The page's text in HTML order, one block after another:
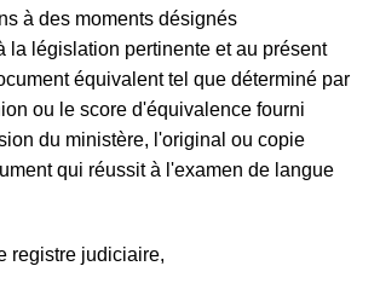
à des moments désignés
la législation pertinente et au présent
équivalent tel que déterminé par
ou le score d'équivalence fourni
du ministère, l'original ou copie
qui réussit à l'examen de langue
registre judiciaire,